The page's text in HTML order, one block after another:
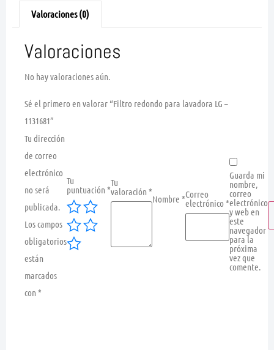
Valoraciones (0)
Valoraciones
No hay valoraciones aún.
Sé el primero en valorar “Filtro redondo para lavadora LG –
1131681”
Tu dirección
de correo
electrónico
no será
publicada.
Los campos
obligatorios
están
marcados
con *
Tu
puntuación *
Tu
valoración *
Nombre *Correo
electrónico *
Guarda mi
nombre,
correo
electrónico
y web en
este
navegador
para la
próxima
vez que
comente.